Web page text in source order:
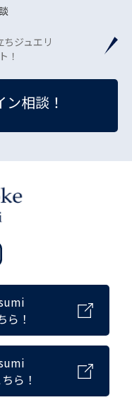
ジュエリ
！
相談！
ら！
ら！